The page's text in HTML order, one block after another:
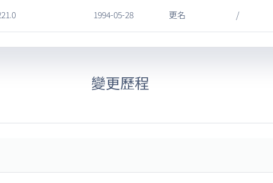
1994-05-28 更名 /
變更歷程